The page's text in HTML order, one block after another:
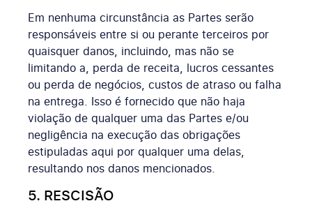
Em nenhuma circunstância as Partes serão
responsáveis entre si ou perante terceiros por
quaisquer danos, incluindo, mas não se
limitando a, perda de receita, lucros cessantes
ou perda de negócios, custos de atraso ou falha
na entrega. Isso é fornecido que não haja
violação de qualquer uma das Partes e/ou
negligência na execução das obrigações
estipuladas aqui por qualquer uma delas,
resultando nos danos mencionados.
5. RESCISÃO